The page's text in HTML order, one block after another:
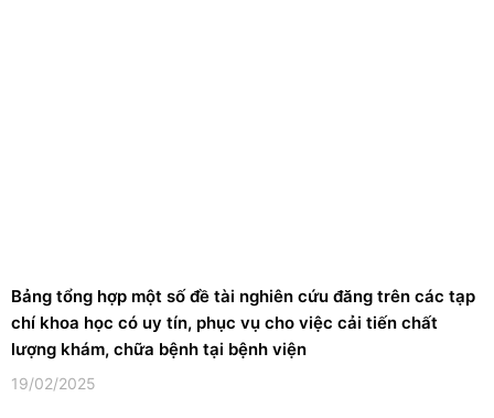
Bảng tổng hợp một số đề tài nghiên cứu đăng trên các tạp
chí khoa học có uy tín, phục vụ cho việc cải tiến chất
lượng khám, chữa bệnh tại bệnh viện
19/02/2025